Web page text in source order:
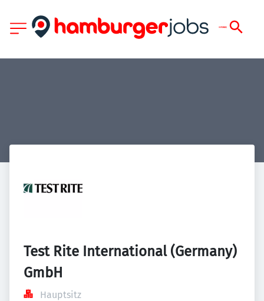
Test Rite International (Germany)
GmbH
Hauptsitz